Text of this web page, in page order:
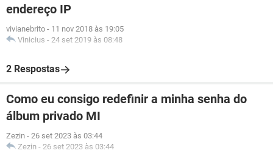
endereço IP
vivianebrito - 11 nov 2018 às 19:05
Vinicius - 24 set 2019 às 08:48
2 Respostas
Como eu consigo redefinir a minha senha do
álbum privado MI
Zezin - 26 set 2023 às 03:44
Zezin - 26 set 2023 às 03:44